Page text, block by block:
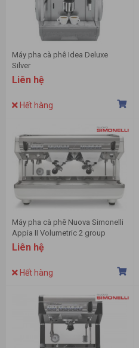
Máy pha cà phê Idea Deluxe
Silver
Liên hệ
Hết hàng
Máy pha cà phê Nuova Simonelli
Appia II Volumetric 2 group
Liên hệ
Hết hàng